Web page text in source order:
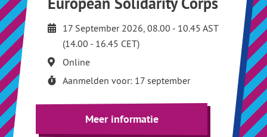
17 September 2026, 08.00 - 10.45 AST
(14.00 - 16.45 CET)
Online
Aanmelden voor: 17 september
Meer informatie